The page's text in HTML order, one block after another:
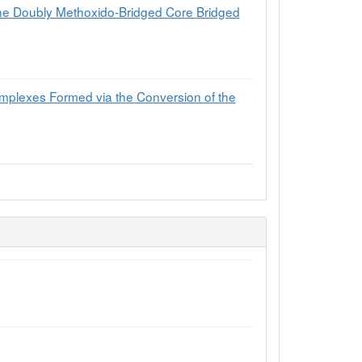
Doubly Methoxido-Bridged Core Bridged
Formed via the Conversion of the